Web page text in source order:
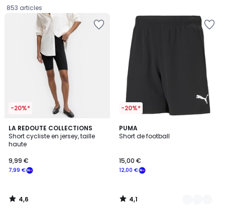
853 articles
-20%*
LA REDOUTE COLLECTIONS
Short cycliste en jersey, taille
haute
€
souscrivez
notre
programme
7,99 €
9,99 €
4,6
/ 5
4,6
/
-20%*
PUMA
Short de football
12,00 €
15,00 €
4,1
/ 5
3
Couleurs
4,1
/